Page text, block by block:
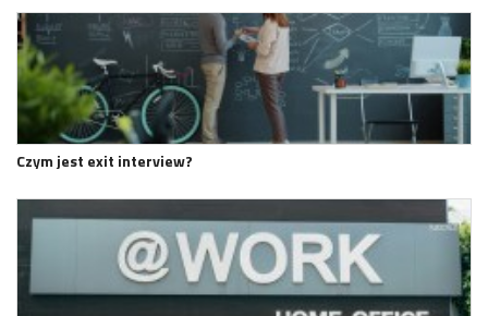
Czym jest exit interview?